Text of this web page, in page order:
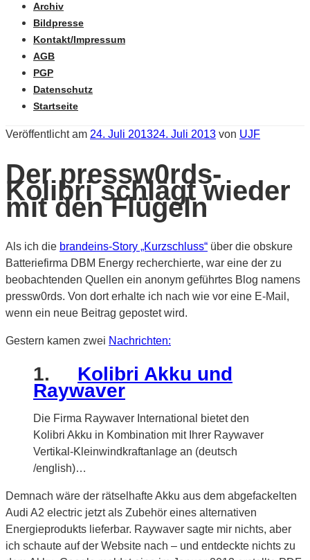
Archiv
Bildpresse
Kontakt/Impressum
AGB
PGP
Datenschutz
Startseite
Veröffentlicht am 24. Juli 201324. Juli 2013 von UJF
Der pressw0rds-
Kolibri schlägt wieder
mit den Flügeln
Als ich die brandeins-Story „Kurzschluss“ über die obskure
Batteriefirma DBM Energy recherchierte, war eine der zu
beobachtenden Quellen ein anonym geführtes Blog namens
pressw0rds. Von dort erhalte ich nach wie vor eine E-Mail,
wenn ein neue Beitrag gepostet wird.
Gestern kamen zwei Nachrichten:
1. Kolibri Akku und
Raywaver
Die Firma Raywaver International bietet den
Kolibri Akku in Kombination mit Ihrer Raywaver
Vertikal-Kleinwindkraftanlage an (deutsch
/english)…
Demnach wäre der rätselhafte Akku aus dem abgefackelten
Audi A2 electric jetzt als Zubehör eines alternativen
Energieprodukts lieferbar. Raywaver sagte mir nichts, aber
ich schaute auf der Website nach – und entdeckte nichts zu